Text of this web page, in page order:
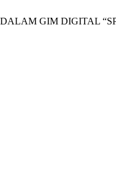
GIM DIGITAL